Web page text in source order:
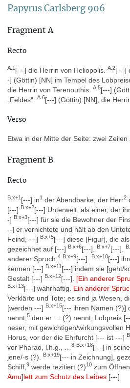
Europa » Dänemark » Kopenhagen »
Erwerbsgeschichte
Der Papyrus stammt aus Tebtynis
Daher dürfte er wohl zu den Papyri
angekauft wurde, s. dazu Hagen –
Niltal von Kairo bis Assiut » Fajjum »
Der Papyrus stammt aus
spezifiziert werden, ob direkt aus der
folgenden Argumenten Letzteres: (a)
hat kein zugehöriges Fragment im
Papirologico „Girolamo Vitelli“ in
der Tempelbibliothek stammt. (b) Die
906 entspricht derjenigen von
aktuellen Grabungen im Bereich
werden.
Datierung
(Absolute Datierung: Jahrhunderte) »
Jhdt. v.Chr. » 2. Hälfte 1. Jhdt. v.Chr.
bis:
(Absolute Datierung: Jahrhunderte) »
Jhdt. n.Chr. » 1. Hälfte 1. Jhdt. n.Chr.
Datierung aufgrund der Paläographie
Papyrus Carlsberg 906
Fragment A
Recto
A.1[---] die Herrin von Heliopolis. A.2[---]
-] (Göttin) [NN] im Tempel des
die Herrin von Terenouthis.
A.5[---]
„Feldes“.
A.6[---] (Göttin) [NN], die
Verso
Etwa in der Mitte der Seite: zwei Zeilen
Fragment B
Recto
B.x+1 [---] in1 der Abendbarke, der Herr2
[---] B.x+2[---] Unterwelt, als einer, der
-] B.x+3[---] für sie die Bewohner der
--] er vernichtete und hält ab den
Feind, ---] B.x+5[---] diese [Figur], die
gezeichnet auf [---] B.x+6[---]. B.x+7[---].
anderer Spruch:4 B.x+9[---]. B.x+10[---]
kennen [---] B.x+11 [---] indem sie [geht/
Gestalt [---] B.x+12[---]. [Ein anderer
B.x+13[---] wahrhaftig. Ein anderer
Verklärte und Tote; es sind ja Wesen,
[werden ---] B.x+15[--- ihren Namen (?)]
nennt, 5 den er … (?) nennt; Lobpreis
neser, mit gewichtigen/wirkungsvollen
Horus, vor der die Ehrfurcht [--- ist ---]
vor Pharao, l.h.g., … 8 B.x+18[---] in
jene/-s (?).
B.x+19[--- in Zeichnung],
Schiff, 9 werde rezitiert (?)10 zum
Amu]lett zum Schutz des Leibes [---]